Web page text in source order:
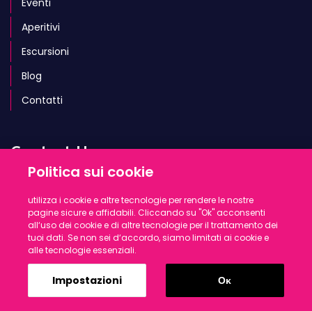
Aperitivi
Escursioni
Blog
Contatti
Contact Us
Mon - Fri: 09:00 - 18:00
+30 699 580 6809
info@eventiescursionizante.com
Port Sostis, Zakinthos
Politica sui cookie
utilizza i cookie e altre tecnologie per rendere le nostre
pagine sicure e affidabili. Cliccando su "Ok" acconsenti
all‘uso dei cookie e di altre tecnologie per il trattamento dei
tuoi dati. Se non sei d‘accordo, siamo limitati ai cookie e
alle tecnologie essenziali.
Impostazioni Οκ